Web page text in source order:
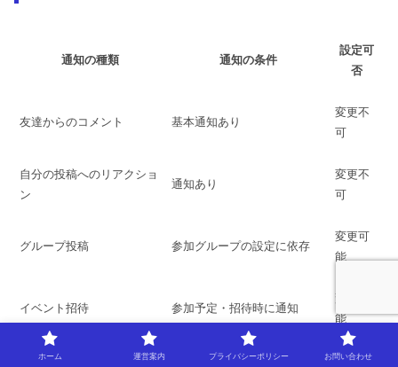
通知の種類 通知の条件
設定可
否
友達からのコメント 基本通知あり
変更不
可
自分の投稿へのリアクショ
ン
通知あり
変更不
可
グループ投稿 参加グループの設定に依存
変更可
能
イベント招待 参加予定・招待時に通知
変更可
能
ユーザーごとにオン・オフ可 変更可
ホーム 運営案内 プライバシーポリシー お問い合わせ